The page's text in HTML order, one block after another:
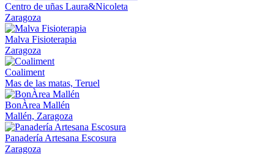
Centro de uñas Laura&Nicoleta
Zaragoza
Malva Fisioterapia
Zaragoza
Coaliment
Mas de las matas, Teruel
BonÀrea Mallén
Mallén, Zaragoza
Panadería Artesana Escosura
Zaragoza